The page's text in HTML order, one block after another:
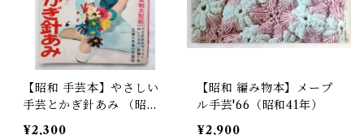
【昭和 手芸本】やさしい
手芸とかぎ針あみ （昭和4
3年）
¥2,300
【昭和 編み物本】メープ
ル手芸'66（昭和41年）
¥2,900